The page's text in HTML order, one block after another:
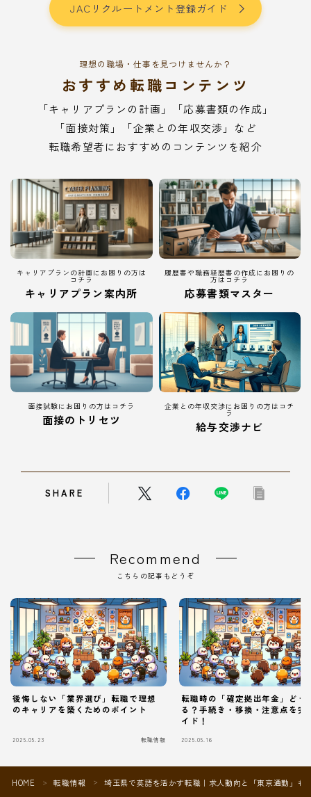
Follow Me
JACリクルートメント登録ガイド
理想の職場・仕事を見つけませんか？
おすすめ転職コンテンツ
「キャリアプランの計画」「応募書類の作成」
「面接対策」「企業との年収交渉」など
転職希望者におすすめのコンテンツを紹介
キャリアプランの計画にお困りの方は
コチラ
キャリアプラン案内所
履歴書や職務経歴書の作成にお困りの
方はコチラ
応募書類マスター
面接試験にお困りの方はコチラ
面接のトリセツ
企業との年収交渉にお困りの方はコチ
ラ
給与交渉ナビ
SHARE
Recommend
こちらの記事もどうぞ
後悔しない「業界選び」転職で理想
のキャリアを築くためのポイント
2025.05.23 転職情報
転職時の「確定拠出年金」どう
る？手続き・移換・注意点を完
イド！
2025.05.16
HOME ＞ 転職情報 ＞ 埼玉県で英語を活かす転職｜求人動向と「東京通勤」も